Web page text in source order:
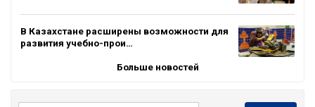
В Казахстане расширены возможности для
развития учебно-прои…
Больше новостей